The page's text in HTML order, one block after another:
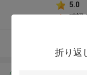
折り返
5.0
確認